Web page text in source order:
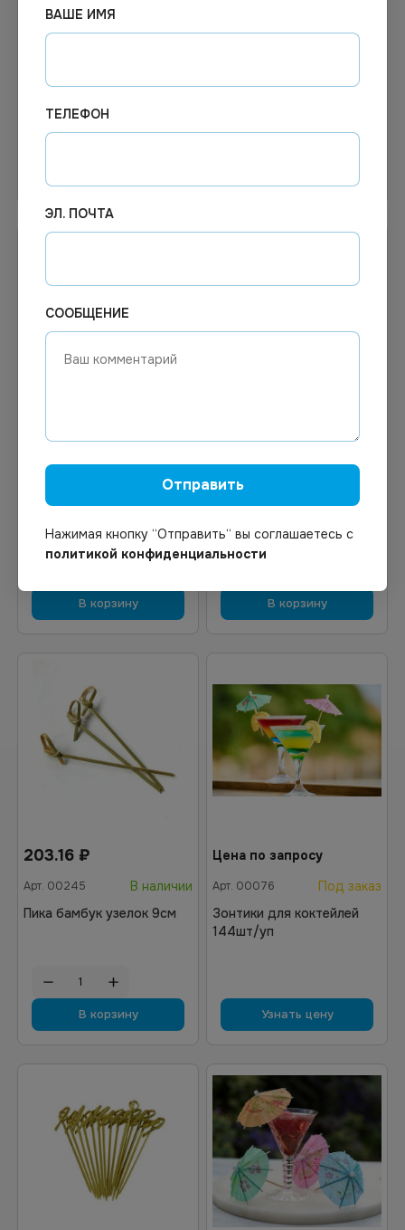
12 см, 100 штук в упаковке
шт/уп
100шт/уп
В корзину
Пика бамбуковая 12см
КРАСНАЯ ЖЕМЧУЖИНА
В корзину
203.16 ₽
Арт. 00245
В наличии
Пика бамбук узелок 9см
В корзину
Цена по запросу
Арт. 00076
Под заказ
Зонтики для коктейлей
144шт/уп
Узнать цену
ВАШЕ ИМЯ
ТЕЛЕФОН
ЭЛ. ПОЧТА
СООБЩЕНИЕ
Отправить
Нажимая кнопку “Отправить“ вы соглашаетесь с
политикой конфиденциальности